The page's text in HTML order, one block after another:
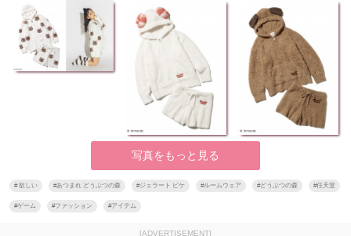
写真をもっと見る
#欲しい #あつまれ どうぶつの森 #ジェラート ピケ #ルームウェア #どうぶつの森 #任天堂
#ゲーム #ファッション #アイテム
[ADVERTISEMENT]